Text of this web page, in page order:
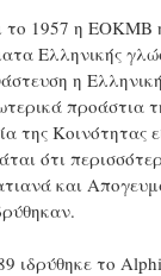
το 1957 η ΕΟΚΜΒ
Ελληνικής
η
προάστια
της Κοινότητας
ότι
και
ιδρύθηκε το